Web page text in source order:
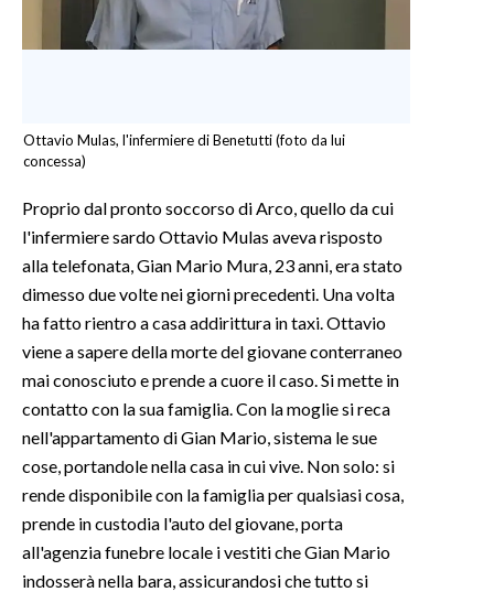
Ottavio Mulas, l'infermiere di Benetutti (foto da lui
concessa)
Proprio dal pronto soccorso di Arco, quello da cui
l'infermiere sardo Ottavio Mulas aveva risposto
alla telefonata, Gian Mario Mura, 23 anni, era stato
dimesso due volte nei giorni precedenti. Una volta
ha fatto rientro a casa addirittura in taxi. Ottavio
viene a sapere della morte del giovane conterraneo
mai conosciuto e prende a cuore il caso. Si mette in
contatto con la sua famiglia. Con la moglie si reca
nell'appartamento di Gian Mario, sistema le sue
cose, portandole nella casa in cui vive. Non solo: si
rende disponibile con la famiglia per qualsiasi cosa,
prende in custodia l'auto del giovane, porta
all'agenzia funebre locale i vestiti che Gian Mario
indosserà nella bara, assicurandosi che tutto si